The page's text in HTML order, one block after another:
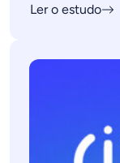
Ler o estudo